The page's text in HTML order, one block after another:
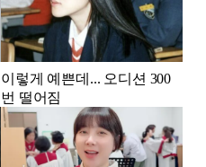
이렇게 예쁜데... 오디션 300
번 떨어짐